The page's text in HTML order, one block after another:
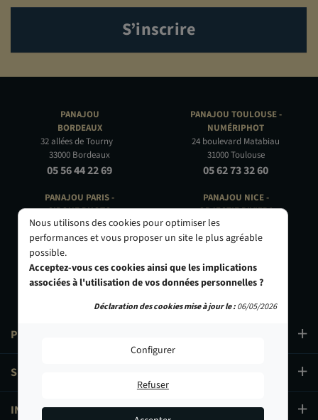
S’inscrire
PANAJOU
BORDEAUX
32 allées de Tourny
33000 Bordeaux
05 56 44 22 69
PANAJOU PARIS -
CIRQUE PHOTO
9, bd des Filles-du-Calvaire
75003 Paris
01 40 29 91 91
PRODUITS
SERVICES
INFORMATIONS
PANAJOU TOULOUSE -
NUMÉRIPHOT
24 boulevard Matabiau
31000 Toulouse
05 62 73 32 60
PANAJOU NICE -
OBJECTIF RIVIERA
24 Rue de l'Hôtel des Postes
06000 Nice
Nous utilisons des cookies pour optimiser les
performances et vous proposer un site le plus agréable
possible.
Acceptez-vous ces cookies ainsi que les implications
associées à l'utilisation de vos données personnelles ?
Configurer
Refuser
Déclaration des cookies mise à jour le :06/05/2026